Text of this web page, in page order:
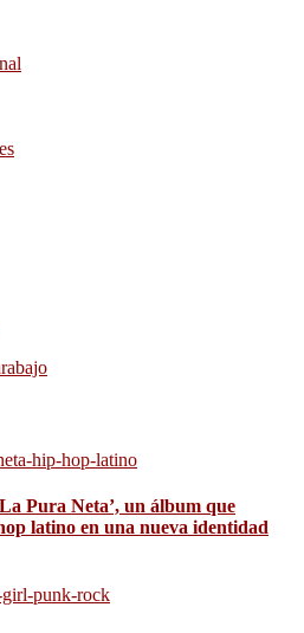
Pura Neta’, un álbum que
latino en una nueva identidad